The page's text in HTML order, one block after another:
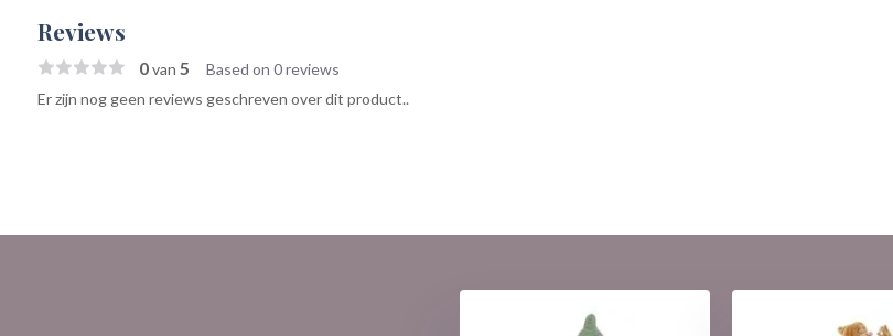
Reviews
0van 5 Based on 0 reviews
Er zijn nog geen reviews geschreven over dit product..